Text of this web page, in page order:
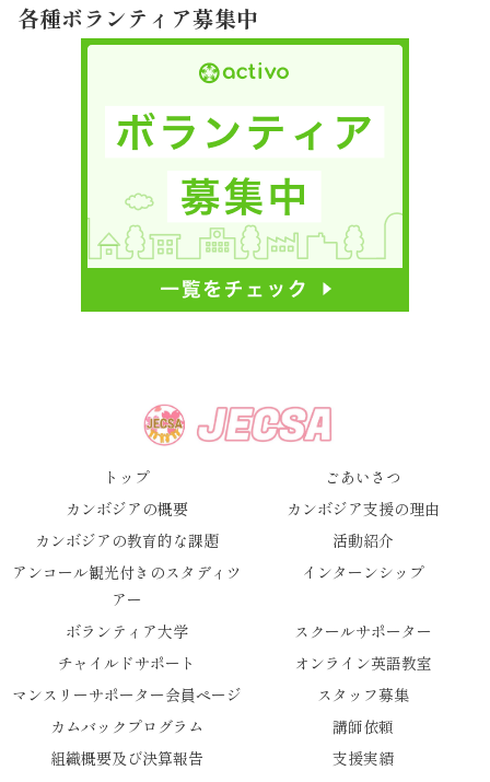
各種ボランティア募集中
トップ
ごあいさつ
カンボジアの概要
カンボジア支援の理由
カンボジアの教育的な課題
活動紹介
アンコール観光付きのスタディツ
アー
インターンシップ
ボランティア大学
スクールサポーター
チャイルドサポート
オンライン英語教室
マンスリーサポーター会員ページ
スタッフ募集
カムバックプログラム
講師依頼
組織概要及び決算報告
支援実績